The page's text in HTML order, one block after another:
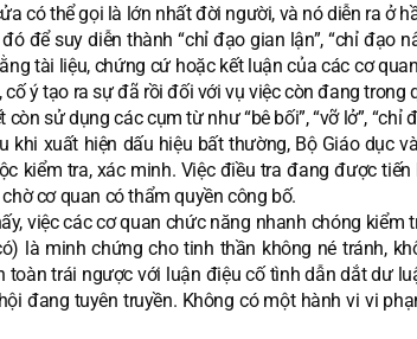
có thể gọi là lớn nhất đời người, và nó diễn ra ở
để suy diễn thành “chỉ đạo gian lận”, “chỉ đạo
tài liệu, chứng cứ hoặc kết luận của các cơ
cố ý tạo ra sự đã rồi đối với vụ việc còn đang
còn sử dụng các cụm từ như “bê bối”, “vỡ lở”,
khi xuất hiện dấu hiệu bất thường, Bộ Giáo dục
kiểm tra, xác minh. Việc điều tra đang được
cơ quan có thẩm quyền công bố.
việc các cơ quan chức năng nhanh chóng
là minh chứng cho tinh thần không né tránh,
trái ngược với luận điệu cố tình dẫn dắt dư
đang tuyên truyền. Không có một hành vi vi